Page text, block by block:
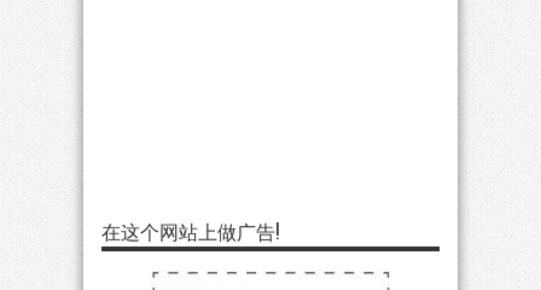
在这个网站上做广告!